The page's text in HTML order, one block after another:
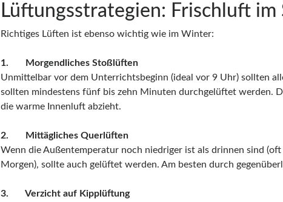
Lüftungsstrategien: Frischluft im
Richtiges Lüften ist ebenso wichtig wie im Winter:
1. Morgendliches Stoßlüften
Unmittelbar vor dem Unterrichtsbeginn (ideal vor 9 Uhr) sollten
sollten mindestens fünf bis zehn Minuten durchgelüftet werden.
die warme Innenluft abzieht.
2. Mittägliches Querlüften
Wenn die Außentemperatur noch niedriger ist als drinnen sind
Morgen), sollte auch gelüftet werden. Am besten durch
3. Verzicht auf Kipplüftung